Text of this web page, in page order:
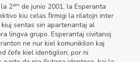
2an de junio 2001, la Esperanta
kiu celas ﬁrmigi la rilatojn inter
sentas sin apartenantaj al
lingva grupo. Esperantaj civitanoj
ne nur kiel komunikilon kaj
ĉefe kiel identigilon; por ni